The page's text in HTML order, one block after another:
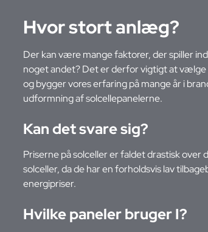
Hvor stort anlæg?
Der kan være mange faktorer, der spiller
noget andet? Det er derfor vigtigt at
og bygger vores erfaring på mange år i
udformning af solcellepanelerne.
Kan det svare sig?
Priserne på solceller er faldet drastisk
solceller, da de har en forholdsvis lav
energipriser.
Hvilke paneler bruger I?